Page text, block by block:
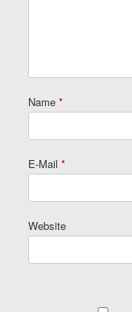
Name *
E-Mail *
Website